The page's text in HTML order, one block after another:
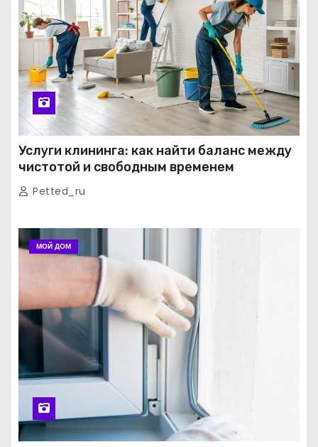
Услуги клининга: как найти баланс между
чистотой и свободным временем
Petted_ru
МОЙ ДОМ